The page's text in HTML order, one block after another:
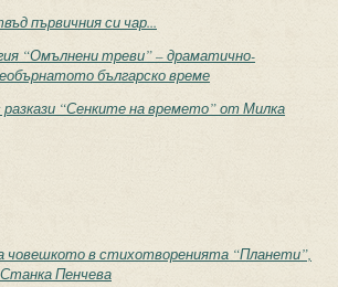
първичния си чар...
“Омълнени треви” – драматично-
българско време
разкази “Сенките на времето” от Милка
в стихотворенията “Планети”,
Пенчева